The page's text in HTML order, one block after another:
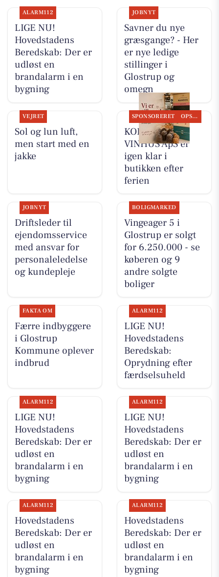
ALARM112
LIGE NU!
Hovedstadens
Beredskab: Der er
udløst en
brandalarm i en
bygning
JOBNYT
Savner du nye
græsgange? - Her
er nye ledige
stillinger i
Glostrup og
omegn
VEJRET
Sol og lun luft,
men start med en
jakke
SPONSORERET OPSLAGSTAVLEN
KOKKENS
VINHUS ApS er
igen klar i
butikken efter
ferien
JOBNYT
Driftsleder til
ejendomsservice
med ansvar for
personaleledelse
og kundepleje
BOLIGMARKED
Vingeager 5 i
Glostrup er solgt
for 6.250.000 - se
køberen og 9
andre solgte
boliger
FAKTA OM
Færre indbyggere
i Glostrup
Kommune oplever
indbrud
ALARM112
LIGE NU!
Hovedstadens
Beredskab:
Oprydning efter
færdselsuheld
ALARM112
LIGE NU!
Hovedstadens
Beredskab: Der er
udløst en
brandalarm i en
bygning
ALARM112
LIGE NU!
Hovedstadens
Beredskab: Der er
udløst en
brandalarm i en
bygning
ALARM112
Hovedstadens
Beredskab: Der er
udløst en
brandalarm i en
bygning
ALARM112
Hovedstadens
Beredskab: Der er
udløst en
brandalarm i en
bygning